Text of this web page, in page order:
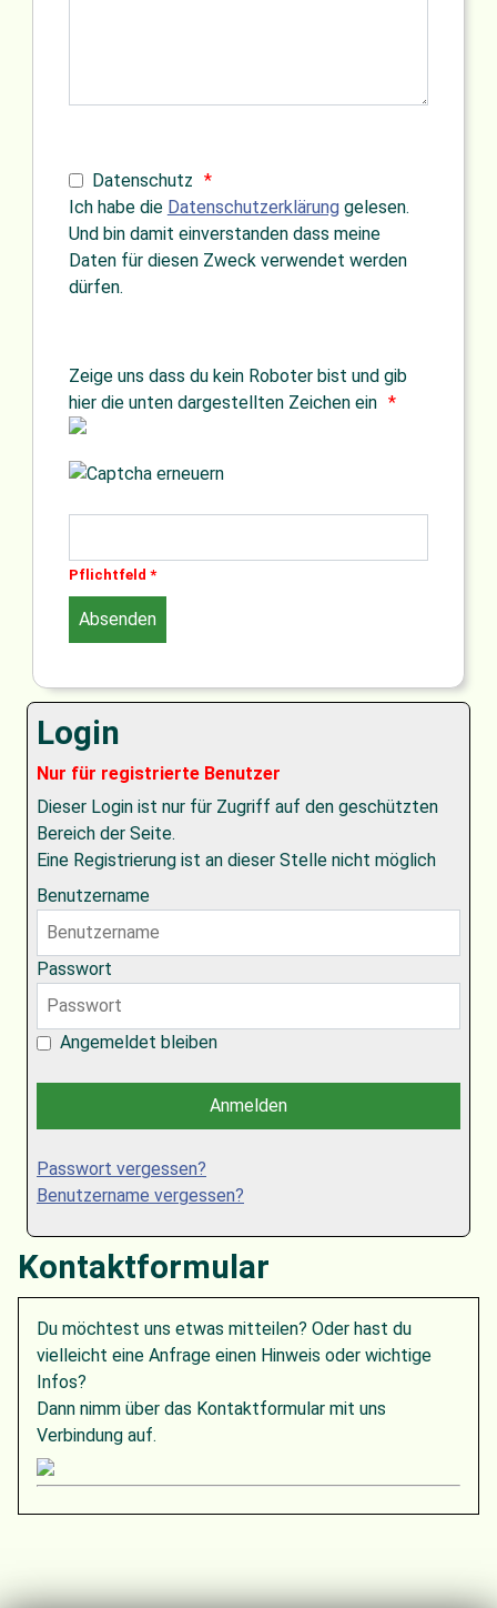
Datenschutz
Ich habe die Datenschutzerklärunggelesen.
Und bin damit einverstanden dass meine
Daten für diesen Zweck verwendet werden
dürfen.
Zeige uns dass du kein Roboter bist und gib
hier die unten dargestellten Zeichen ein
Pflichtfeld *
Login
Nur für registrierte Benutzer
Dieser Login ist nur für Zugriff auf den geschützten
Bereich der Seite.
Eine Registrierung ist an dieser Stelle nicht möglich
Benutzername
Passwort
Angemeldet bleiben
Anmelden
Passwort vergessen?
Benutzername vergessen?
Kontaktformular
Du möchtest uns etwas mitteilen? Oder hast du
vielleicht eine Anfrage einen Hinweis oder wichtige
Infos?
Dann nimm über das Kontaktformular mit uns
Verbindung auf.